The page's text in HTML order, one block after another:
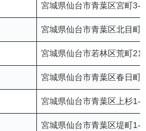
宮城県仙台市青葉区宮町
宮城県仙台市青葉区北目
宮城県仙台市若林区荒町
宮城県仙台市青葉区春日
宮城県仙台市青葉区上杉
宮城県仙台市青葉区堤町